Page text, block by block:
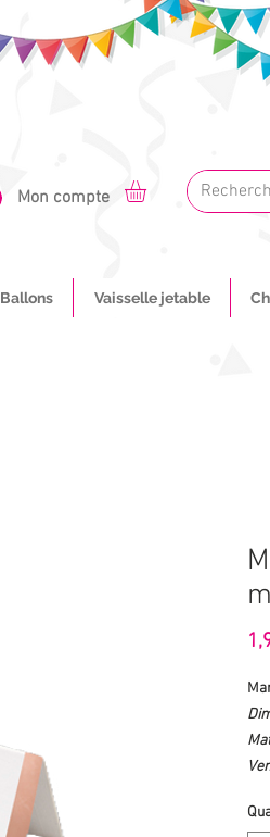
Mon compte
Ballons Vaisselle jetable